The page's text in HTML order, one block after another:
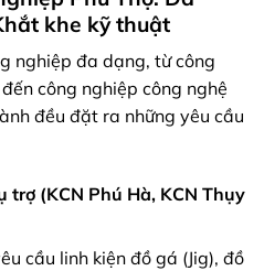
khe kỹ thuật
nghiệp đa dạng, từ công
công nghiệp công nghệ
đều đặt ra những yêu cầu
(KCN Phú Hà, KCN Thụy
cầu linh kiện đồ gá (Jig), đồ